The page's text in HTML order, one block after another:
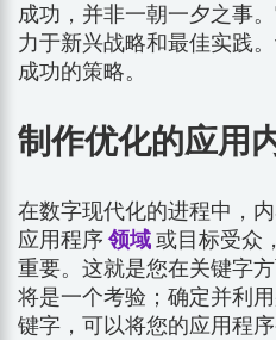
成功，并非一朝一夕之事
力于新兴战略和最佳实践
成功的策略。
制作优化的应用
在数字现代化的进程中，
应用程序领域或目标受众
重要。这就是您在关键字
将是一个考验；确定并利
键字，可以将您的应用程